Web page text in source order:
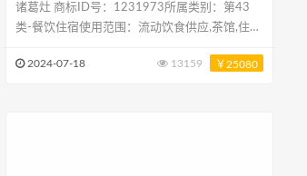
诸葛灶 商标ID号：1231973所属类别：第43
类-餐饮住宿使用范围：流动饮食供应,茶馆,住所
快餐馆,酒吧服务
2024-07-18 13159 ￥25080